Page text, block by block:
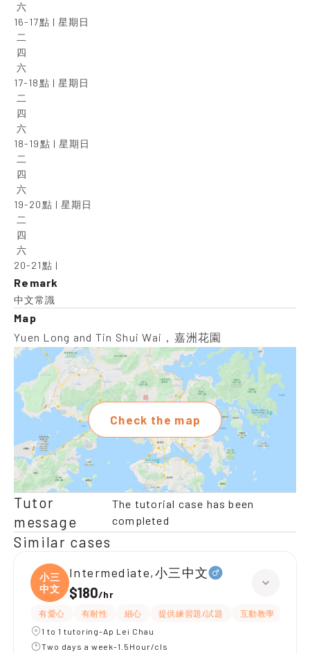
六
16-17點 | 星期日
六
17-18點 | 星期日
六
18-19點 | 星期日
六
19-20點 | 星期日
六
20-21點 |
Remark
中文常識
Map
Yuen Long and Tin Shui Wai，嘉洲花園
Check the map
Tutor
message
The tutorial case has been
completed
Similar cases
小三
中文
Intermediate,小三中文
$180/hr
有愛心 有耐性 細心 提供練習題/試題 互動教學
1 to 1 tutoring-Ap Lei Chau
Two days a week-1.5Hour/cls